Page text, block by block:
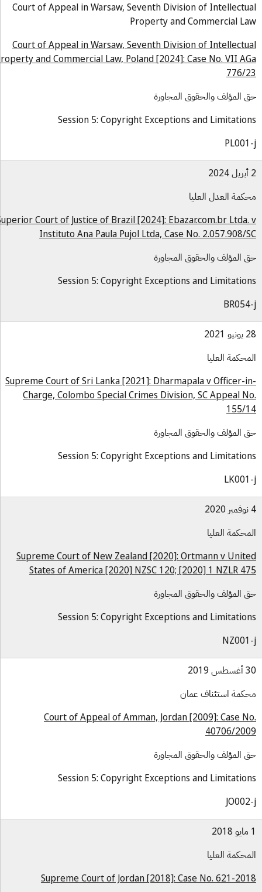
Court of Appeal in Warsaw, Seventh Division of
Property and Commercial
Court of Appeal in Warsaw, Seventh Division of
Property and Commercial Law, Poland [2024]: Case No. VII
776/
المؤلف والحقوق المجاورة
Session 5: Copyright Exceptions and
العدل العليا
Superior Court of Justice of Brazil [2024]: Ebazar.com.br
Instituto Ana Paula Pujol Ltda, Case No. 2.057.908/
المؤلف والحقوق المجاورة
Session 5: Copyright Exceptions and
العليا
Supreme Court of Sri Lanka [2021]: Dharmapala v Officer-
Charge, Colombo Special Crimes Division, SC Appeal
155/
المؤلف والحقوق المجاورة
Session 5: Copyright Exceptions and
العليا
Supreme Court of New Zealand [2020]: Ortmann v
States of America [2020] NZSC 120; [2020] 1 NZLR
المؤلف والحقوق المجاورة
Session 5: Copyright Exceptions and
استئناف عمان
Court of Appeal of Amman, Jordan [2009]: Case
40706/
المؤلف والحقوق المجاورة
Session 5: Copyright Exceptions and
العليا
Supreme Court of Jordan [2018]: Case No. 621-